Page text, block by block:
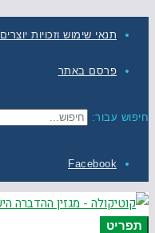
תנאי שימוש וזכויות יוצרים
פרסם באתר
חיפוש עבור:
Facebook
תפריט